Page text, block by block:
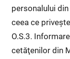
personalului
ceea ce
O.S.3.
cetăţenilor din